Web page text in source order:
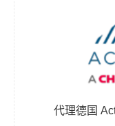
代理德国